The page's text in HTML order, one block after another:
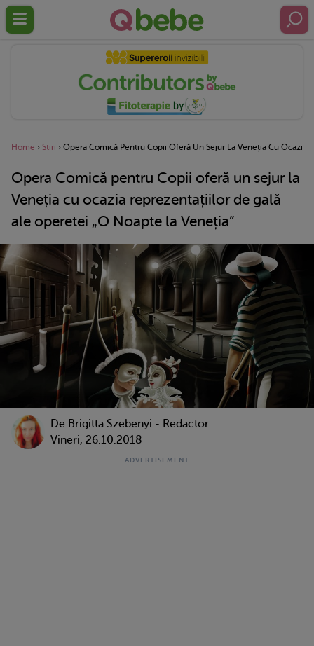
Home › Stiri › Opera Comică Pentru Copii Oferă Un Sejur La Veneția Cu Ocazia
Opera Comică pentru Copii oferă un sejur la
Veneția cu ocazia reprezentațiilor de gală
ale operetei „O Noapte la Veneția”
De Brigitta Szebenyi - Redactor
Vineri, 26.10.2018